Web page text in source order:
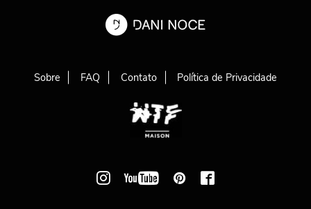
Sobre FAQ Contato Política de Privacidade